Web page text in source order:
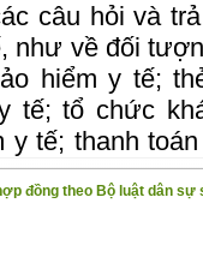
câu hỏi và
như về đối
hiểm y tế;
tế; tổ chức
y tế; thanh
hiểm y tế;
hiểm y tế…
đồng theo Bộ luật dân sự